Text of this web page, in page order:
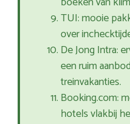
TUI: mooie
over
De Jong Intra:
een ruim
treinvakanties.
Booking.com:
hotels vlakbij